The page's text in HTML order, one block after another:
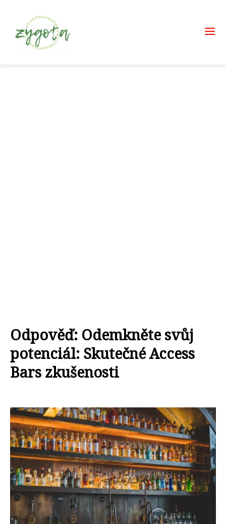
Odpověď: Odemkněte svůj
potenciál: Skutečné Access
Bars zkušenosti